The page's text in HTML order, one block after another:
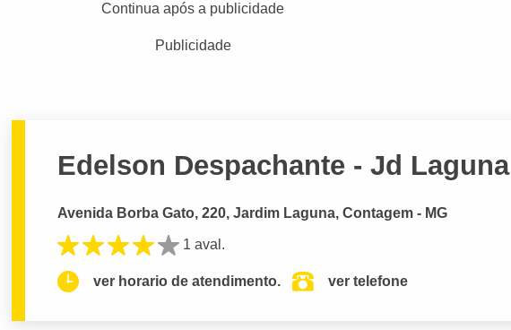
Continua após a publicidade
Publicidade
Edelson Despachante - Jd Laguna
Avenida Borba Gato, 220, Jardim Laguna, Contagem - MG
1 aval.
ver horario de atendimento. ver telefone